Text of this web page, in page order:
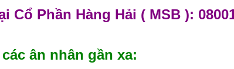
Cổ Phần Hàng Hải ( MSB ):
ân nhân gần xa: